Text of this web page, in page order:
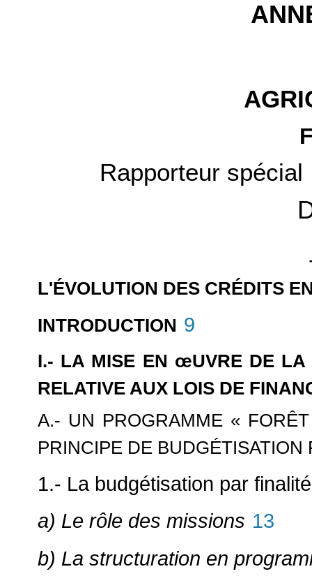
Rapporteur spécial
L'ÉVOLUTION DES CRÉDITS
INTRODUCTION 9
I.- LA MISE EN œUVRE DE LA
RELATIVE AUX LOIS DE
A.- UN PROGRAMME «
PRINCIPE DE BUDGÉTISATION
1.- La budgétisation par finalité
a) Le rôle des missions 13
b) La structuration en